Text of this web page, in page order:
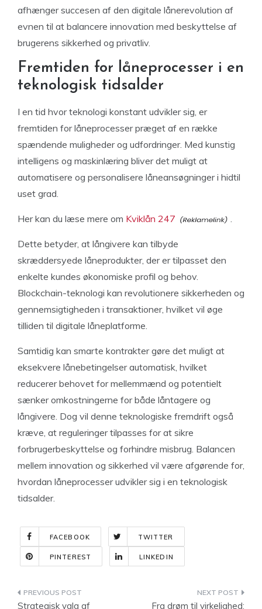
afhænger succesen af den digitale lånerevolution af
evnen til at balancere innovation med beskyttelse af
brugerens sikkerhed og privatliv.
Fremtiden for låneprocesser i en
teknologisk tidsalder
I en tid hvor teknologi konstant udvikler sig, er
fremtiden for låneprocesser præget af en række
spændende muligheder og udfordringer. Med kunstig
intelligens og maskinlæring bliver det muligt at
automatisere og personalisere låneansøgninger i hidtil
uset grad.
Her kan du læse mere om Kviklån 247
Dette betyder, at långivere kan tilbyde
skræddersyede låneprodukter, der er tilpasset den
enkelte kundes økonomiske profil og behov.
Blockchain-teknologi kan revolutionere sikkerheden og
gennemsigtigheden i transaktioner, hvilket vil øge
tilliden til digitale låneplatforme.
Samtidig kan smarte kontrakter gøre det muligt at
eksekvere lånebetingelser automatisk, hvilket
reducerer behovet for mellemmænd og potentielt
sænker omkostningerne for både låntagere og
långivere. Dog vil denne teknologiske fremdrift også
kræve, at reguleringer tilpasses for at sikre
forbrugerbeskyttelse og forhindre misbrug. Balancen
mellem innovation og sikkerhed vil være afgørende for,
hvordan låneprocesser udvikler sig i en teknologisk
tidsalder.
FACEBOOK TWITTER
PINTEREST LINKEDIN
Indlægsnavigation
Strategisk valg af
Fra drøm til virkelighed: